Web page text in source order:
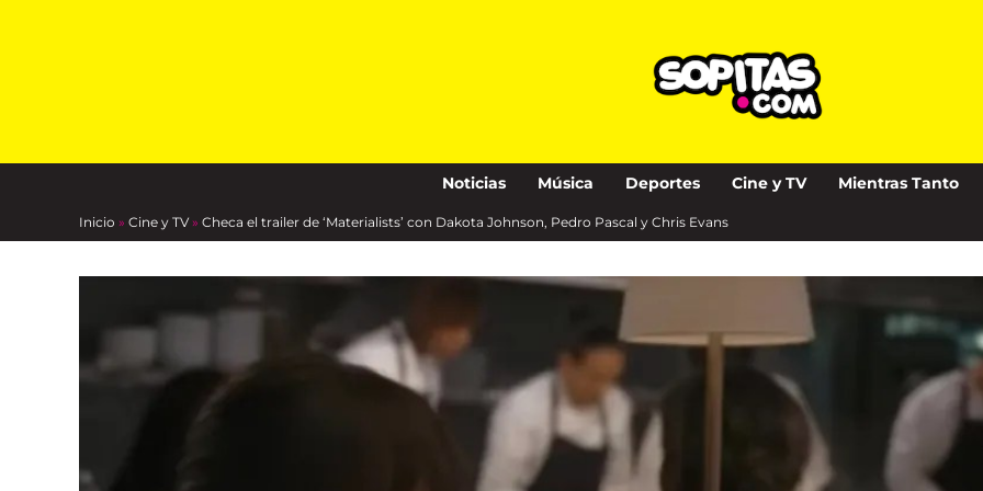
Noticias Música Deportes Cine y TV Mientras Tanto
Inicio » Cine y TV » Checa el trailer de ‘Materialists’ con Dakota Johnson, Pedro Pascal y Chris Evans